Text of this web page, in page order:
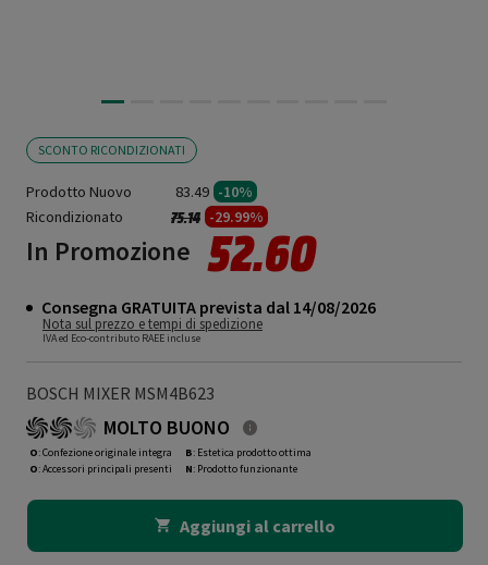
SCONTO RICONDIZIONATI
Prodotto Nuovo 83.49 -10%
Ricondizionato
Prezzo ridotto da
75.14a -29.99%
In Promozione 52.60
Consegna GRATUITA prevista dal 14/08/2026
Nota sul prezzo e tempi di spedizione
IVA ed Eco-contributo RAEE incluse
BOSCH MIXER MSM4B623
MOLTO BUONO
O: Confezione originale integra
O: Accessori principali presenti
B: Estetica prodotto ottima
N: Prodotto funzionante
Aggiungi al carrello